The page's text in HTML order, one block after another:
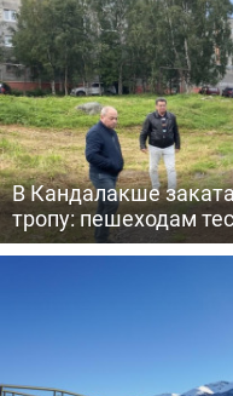
В Кандалакше
тропу: пешеходам